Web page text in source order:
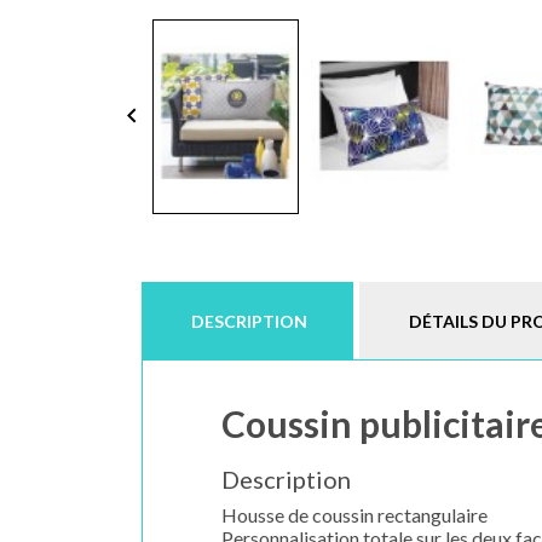
keyboard_arrow_left
DESCRIPTION DÉTAILS DU
Coussin
Description
Housse de coussin rectangulaire